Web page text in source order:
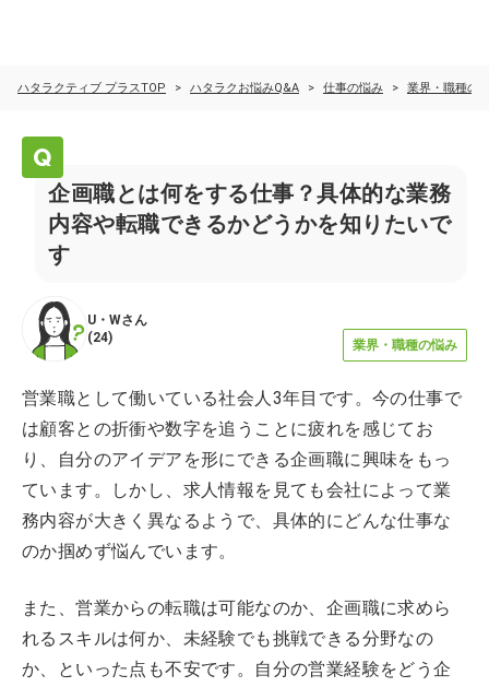
ハタラクティブ プラスTOP ハタラクお悩みQ&A 仕事の悩み 業界・職種の
企画職とは何をする仕事？具体的な業務
内容や転職できるかどうかを知りたいで
す
U・Wさん
(24) 業界・職種の悩み
営業職として働いている社会人3年目です。今の仕事で
は顧客との折衝や数字を追うことに疲れを感じてお
り、自分のアイデアを形にできる企画職に興味をもっ
ています。しかし、求人情報を見ても会社によって業
務内容が大きく異なるようで、具体的にどんな仕事な
のか掴めず悩んでいます。
また、営業からの転職は可能なのか、企画職に求めら
れるスキルは何か、未経験でも挑戦できる分野なの
か、といった点も不安です。自分の営業経験をどう企